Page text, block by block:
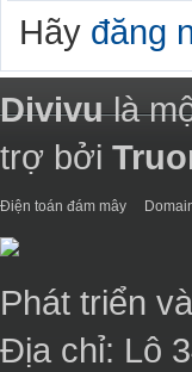
Hãy đăng
Divivulà
trợ bởi
Điện toán đám mây
Phát triển
Địa chỉ: Lô